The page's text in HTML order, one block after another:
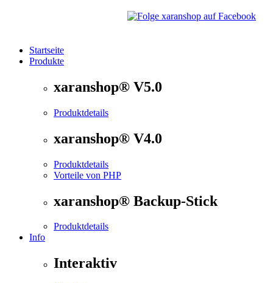
Startseite
Produkte
xaranshop® V5.0
Produktdetails
xaranshop® V4.0
Produktdetails
Vorteile von PHP
xaranshop® Backup-Stick
Produktdetails
Info
Interaktiv